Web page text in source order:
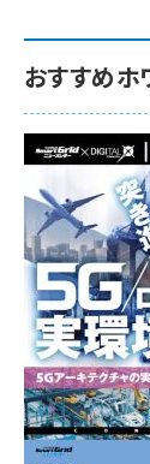
おすすめホ